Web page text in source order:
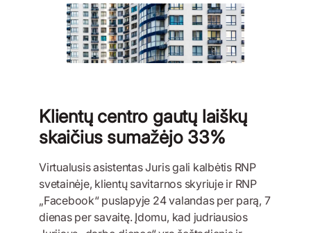
Klientų centro gautų laiškų
skaičius sumažėjo 33%
Virtualusis asistentas Juris gali kalbėtis RNP
svetainėje, klientų savitarnos skyriuje ir RNP
„Facebook“ puslapyje 24 valandas per parą, 7
dienas per savaitę. Įdomu, kad judriausios